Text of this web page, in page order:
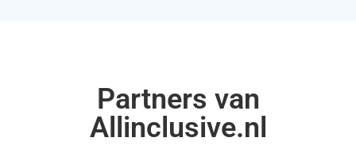
Partners van
Allinclusive.nl